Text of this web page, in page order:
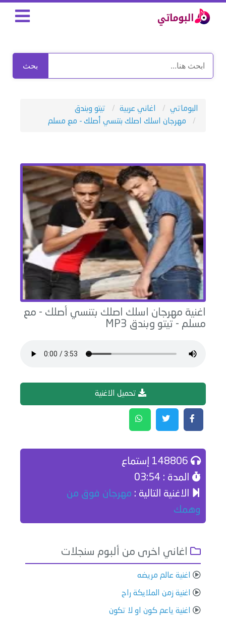
بحث
البوماتي اغاني عربية
تيتو وبندق
مهرجان اسلك اصلك بتنسي أصلك - مع مسلم
اغنية مهرجان اسلك اصلك بتنسي أصلك - مع
مسلم - تيتو وبندق
تحميل الاغنية
المدة : 03:54
الاغنية التالية : مهرجان فوق من
وهمك
اغاني اخرى من ألبوم سنجلات
اغنية عالم مريضه
اغنية زمن الملايكة راح
اغنية ياعم كون او لا تكون